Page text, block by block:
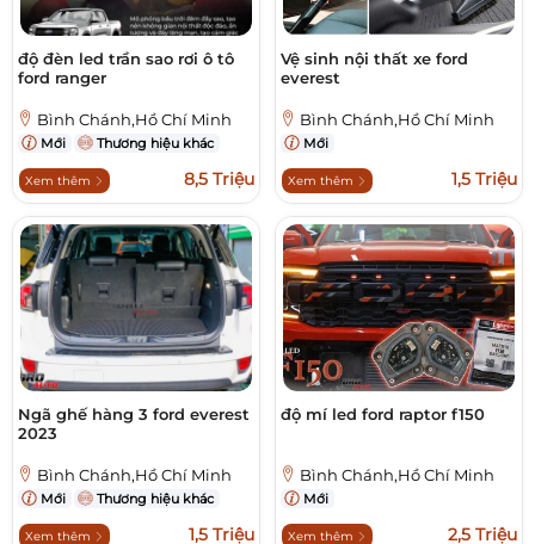
độ đèn led trần sao rơi ô tô
ford ranger
Bình Chánh,Hồ Chí Minh
Mới Thương hiệu khác
Xem thêm 8,5 Triệu
Vệ sinh nội thất xe ford
everest
Bình Chánh,Hồ Chí Minh
Mới
Xem thêm 1,5 Triệu
Ngã ghế hàng 3 ford everest
2023
Bình Chánh,Hồ Chí Minh
Mới Thương hiệu khác
Xem thêm 1,5 Triệu
độ mí led ford raptor f150
Bình Chánh,Hồ Chí Minh
Mới
Xem thêm 2,5 Triệu